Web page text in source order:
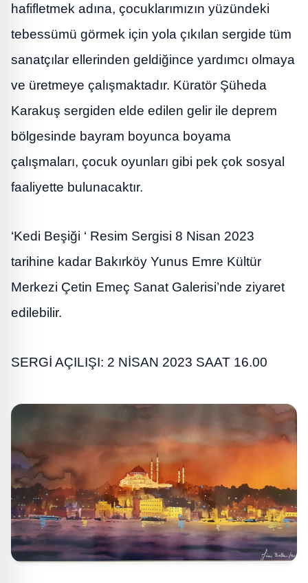
hafifletmek adına, çocuklarımızın yüzündeki
tebessümü görmek için yola çıkılan sergide tüm
sanatçılar ellerinden geldiğince yardımcı olmaya
ve üretmeye çalışmaktadır. Küratör Şüheda
Karakuş sergiden elde edilen gelir ile deprem
bölgesinde bayram boyunca boyama
çalışmaları, çocuk oyunları gibi pek çok sosyal
faaliyette bulunacaktır.
‘Kedi Beşiği ‘ Resim Sergisi 8 Nisan 2023
tarihine kadar Bakırköy Yunus Emre Kültür
Merkezi Çetin Emeç Sanat Galerisi’nde ziyaret
edilebilir.
SERGİ AÇILIŞI: 2 NİSAN 2023 SAAT 16.00